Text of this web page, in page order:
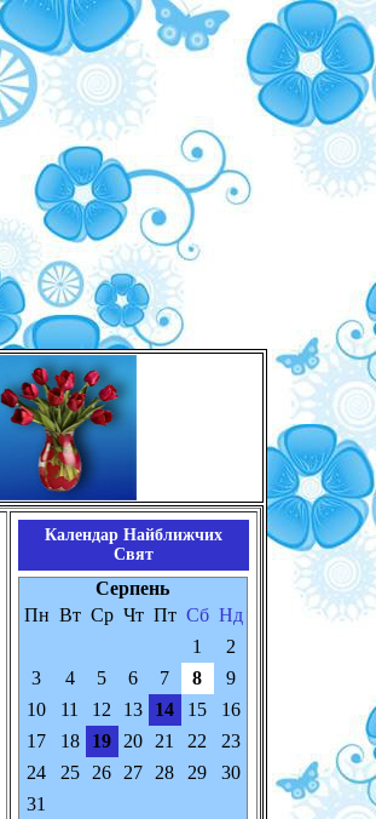
Календар Найближчих
Свят
Серпень
Пн Вт Ср Чт Пт Сб Нд
1
2
3
4 5 6 7 8
9
10
11 12 13 14 15
16
17
18 19 20 21 22
23
24
25 26 27 28 29
30
31